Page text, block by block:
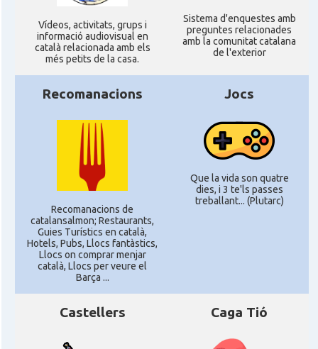
Ví­deos, activitats, grups i
informació audiovisual en
català relacionada amb els
més petits de la casa.
Sistema d'enquestes amb
preguntes relacionades
amb la comunitat catalana
de l'exterior
Recomanacions
Recomanacions de
catalansalmon; Restaurants,
Guies Turístics en català,
Hotels, Pubs, Llocs fantàstics,
Llocs on comprar menjar
català, Llocs per veure el
Barça ...
Jocs
Que la vida son quatre
dies, i 3 te'ls passes
treballant... (Plutarc)
Castellers Caga Tió